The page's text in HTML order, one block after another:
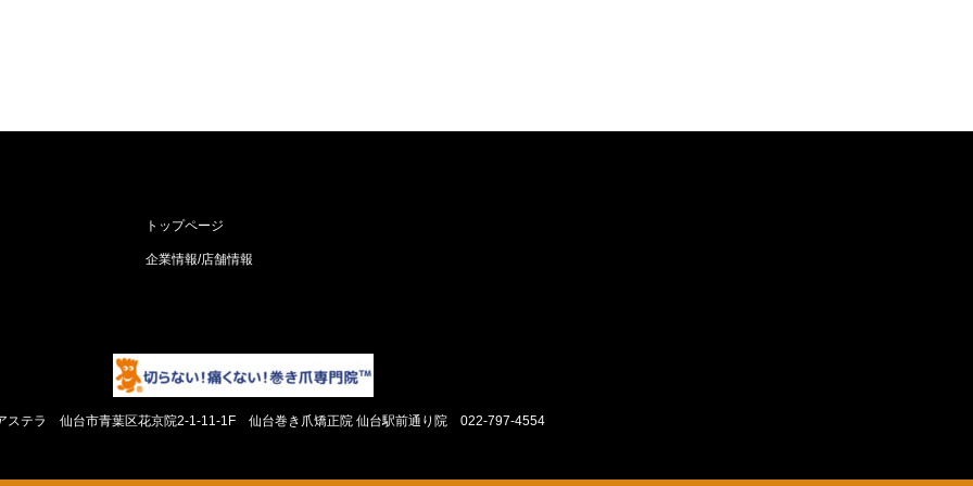
トップページ
企業情報/店舗情報
ステラ 仙台市青葉区花京院2-1-11-1F 仙台巻き爪矯正院 仙台駅前通り院 022-797-4554